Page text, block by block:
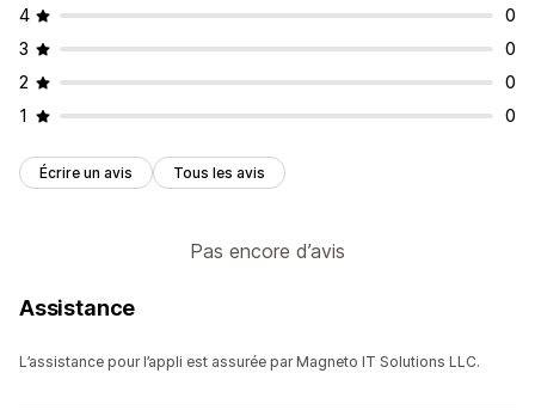
4
0
3
0
2
0
1
0
Écrire un avis Tous les avis
Pas encore d’avis
Assistance
L’assistance pour l’appli est assurée par Magneto IT Solutions LLC.